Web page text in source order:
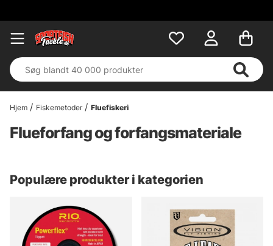
Hjem Fiskemetoder Fluefiskeri
Flueforfang og forfangsmateriale
Populære produkter i kategorien